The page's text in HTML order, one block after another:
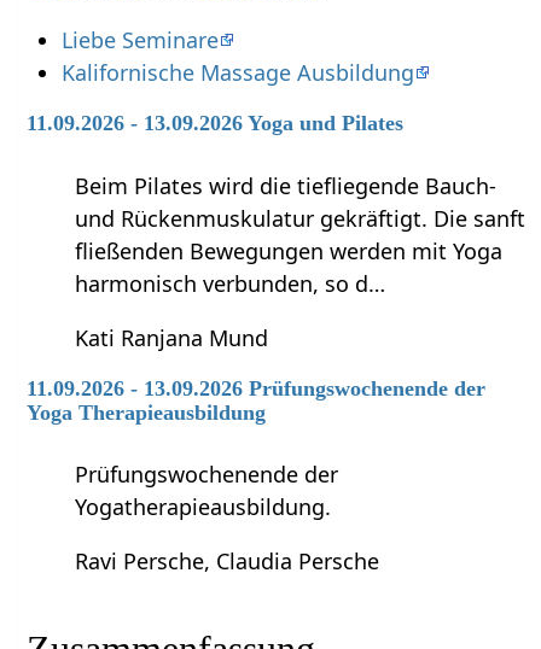
Liebe Seminare
Kalifornische Massage Ausbildung
11.09.2026 - 13.09.2026 Yoga und Pilates
Beim Pilates wird die tiefliegende Bauch-
und Rückenmuskulatur gekräftigt. Die sanft
fließenden Bewegungen werden mit Yoga
harmonisch verbunden, so d…
Kati Ranjana Mund
11.09.2026 - 13.09.2026 Prüfungswochenende der
Yoga Therapieausbildung
Prüfungswochenende der
Yogatherapieausbildung.
Ravi Persche, Claudia Persche